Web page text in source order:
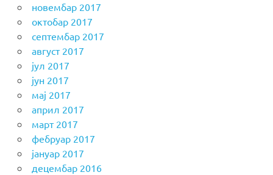
новембар 2017
октобар 2017
септембар 2017
август 2017
јул 2017
јун 2017
мај 2017
април 2017
март 2017
фебруар 2017
јануар 2017
децембар 2016